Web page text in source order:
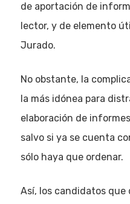
de aportación de
lector, y de elemento
Jurado.
No obstante, la
la más idónea para
elaboración de
salvo si ya se cuenta
sólo haya que ordenar.
Así, los candidatos que